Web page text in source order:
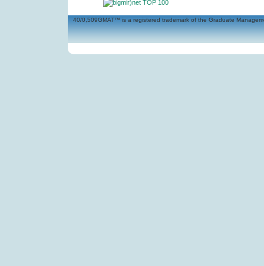
40/0,509GMAT™ is a registered trademark of the Graduate